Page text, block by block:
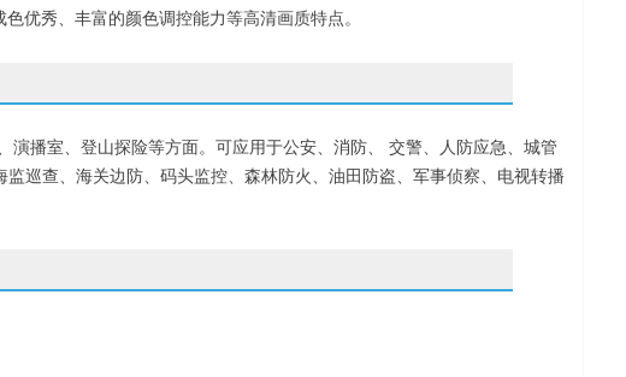
优秀、丰富的颜色调控能力等高清画质特点。
演播室、登山探险等方面。 可应用于公安、消防、 交警、人防应急、城管
巡查、海关边防、码头监控、森林防火、油田防盗、军事侦察、电视转播